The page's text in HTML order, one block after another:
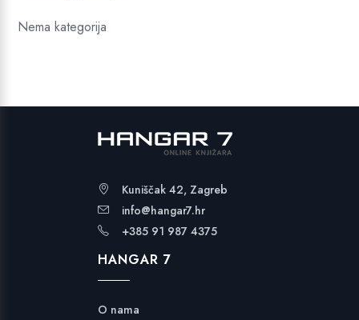
Nema kategorija
Kuniščak 42, Zagreb
info@hangar7.hr
+385 91 987 4375
HANGAR 7
O nama